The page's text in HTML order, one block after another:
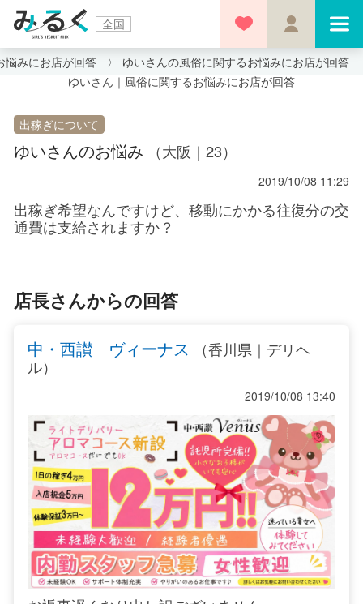
全国
悩みにお店が回答
ゆいさんの風俗に関するお悩みにお店が回答
ゆいさん｜風俗に関するお悩みにお店が回答
出稼ぎについて
ゆいさんのお悩み （大阪｜23）
2019/10/08 11:29
出稼ぎ希望なんですけど、移動にかかる往復分の交
通費は支給されますか？
店長さんからの回答
中・西讃 ヴィーナス （香川県｜デリヘ
ル）
2019/10/08 13:40